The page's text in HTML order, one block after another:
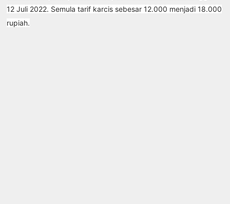
12 Juli 2022. Semula tarif karcis sebesar 12.000 menjadi 18.000
rupiah.